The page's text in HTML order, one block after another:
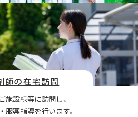
師の在宅訪問
施設様等に訪問し、
服薬指導を行います。​